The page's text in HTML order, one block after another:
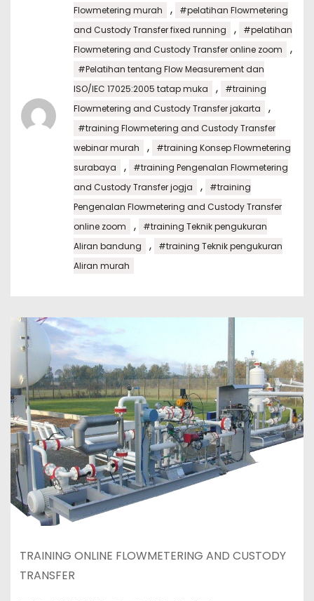
Flowmetering murah
,
#pelatihan Flowmetering
and Custody Transfer fixed running
,
#pelatihan
Flowmetering and Custody Transfer online zoom
,
#Pelatihan tentang Flow Measurement dan
ISO/IEC 17025:2005 tatap muka
,
#training
Flowmetering and Custody Transfer jakarta
,
#training Flowmetering and Custody Transfer
webinar murah
,
#training Konsep Flowmetering
surabaya
,
#training Pengenalan Flowmetering
and Custody Transfer jogja
,
#training
Pengenalan Flowmetering and Custody Transfer
online zoom
,
#training Teknik pengukuran
Aliran bandung
,
#training Teknik pengukuran
Aliran murah
TRAINING ONLINE FLOWMETERING AND CUSTODY
TRANSFER